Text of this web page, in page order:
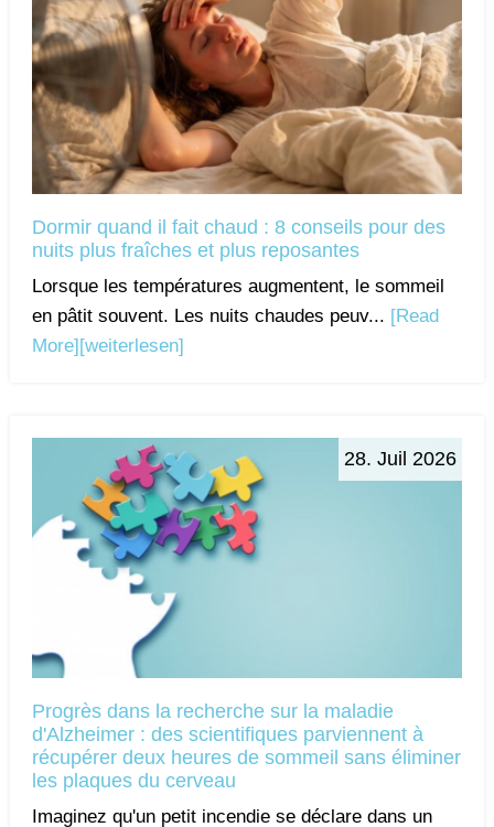
Dormir quand il fait chaud : 8 conseils pour des
nuits plus fraîches et plus reposantes
Lorsque les températures augmentent, le sommeil
en pâtit souvent. Les nuits chaudes peuv... [Read
More][weiterlesen]
28. Juil 2026
Progrès dans la recherche sur la maladie
d'Alzheimer : des scientifiques parviennent à
récupérer deux heures de sommeil sans éliminer
les plaques du cerveau
Imaginez qu'un petit incendie se déclare dans un